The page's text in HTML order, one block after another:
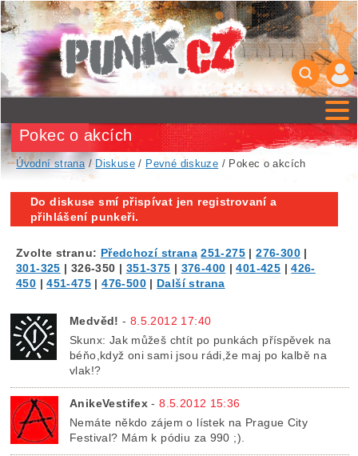
Pokec o akcích
Úvodní strana/ Diskuse / Pevné diskuze / Pokec o akcích
Do diskuse smí přispívat jen registrovaní a
přihlášení punkeři.
Zvolte stranu: Předchozí strana 251-275 |276-300|
301-325 | 326-350 | 351-375 | 376-400 |401-425 |426-
450 |451-475 |476-500| Další strana
Medvěd! - 8.5.2012 17:40
Skunx: Jak můžeš chtít po punkách příspěvek na
béňo,když oni sami jsou rádi,že maj po kalbě na
vlak!?
AnikeVestifex -8.5.2012 15:36
Nemáte někdo zájem o lístek na Prague City
Festival? Mám k pódiu za 990 ;).